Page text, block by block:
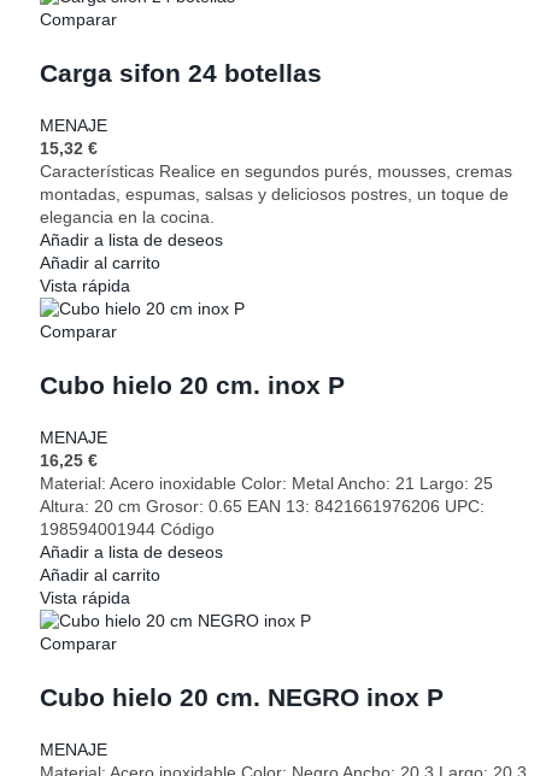
Comparar
Carga sifon 24 botellas
MENAJE
15,32 €
Características Realice en segundos purés, mousses, cremas
montadas, espumas, salsas y deliciosos postres, un toque de
elegancia en la cocina.
Añadir a lista de deseos
Añadir al carrito
Vista rápida
Comparar
Cubo hielo 20 cm. inox P
MENAJE
16,25 €
Material: Acero inoxidable Color: Metal Ancho: 21 Largo: 25
Altura: 20 cm Grosor: 0.65 EAN 13: 8421661976206 UPC:
198594001944 Código
Añadir a lista de deseos
Añadir al carrito
Vista rápida
Comparar
Cubo hielo 20 cm. NEGRO inox P
MENAJE
Material: Acero inoxidable Color: Negro Ancho: 20.3 Largo: 20.3